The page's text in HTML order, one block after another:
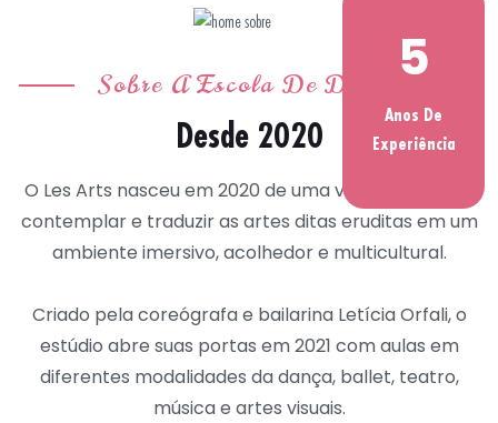
5
Anos De
Experiência
Sobre A Escola De Dança
Desde 2020
O Les Arts nasceu em 2020 de uma vontade de unir,
contemplar e traduzir as artes ditas eruditas em um
ambiente imersivo, acolhedor e multicultural.
Criado pela coreógrafa e bailarina Letícia Orfali, o
estúdio abre suas portas em 2021 com aulas em
diferentes modalidades da dança, ballet, teatro,
música e artes visuais.